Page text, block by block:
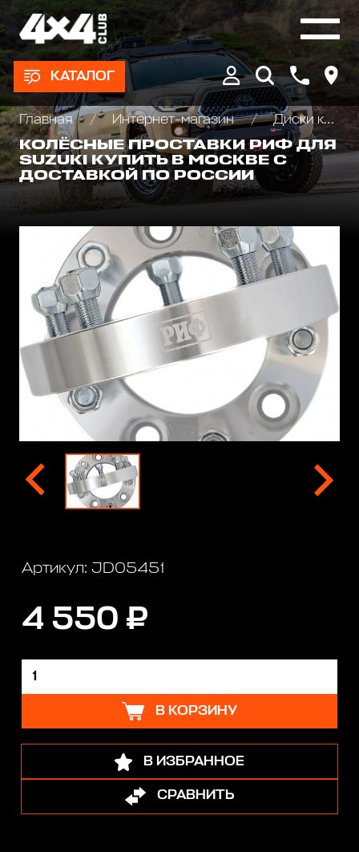
КАТАЛОГ
Главная Интернет-магазин
Диски колёсные, Проставки для изменения вылета
КОЛЁСНЫЕ ПРОСТАВКИ РИФ ДЛЯ
SUZUKI КУПИТЬ В МОСКВЕ С
ДОСТАВКОЙ ПО РОССИИ
Артикул: JD05451
4 550 ₽
В КОРЗИНУ
В ИЗБРАННОЕ
СРАВНИТЬ